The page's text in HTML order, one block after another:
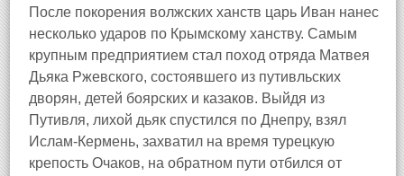
После покорения волжских ханств царь Иван нанес
несколько ударов по Крымскому ханству. Самым
крупным предприятием стал поход отряда Матвея
Дьяка Ржевского, состоявшего из путивльских
дворян, детей боярских и казаков. Выйдя из
Путивля, лихой дьяк спустился по Днепру, взял
Ислам-Кермень, захватил на время турецкую
крепость Очаков, на обратном пути отбился от